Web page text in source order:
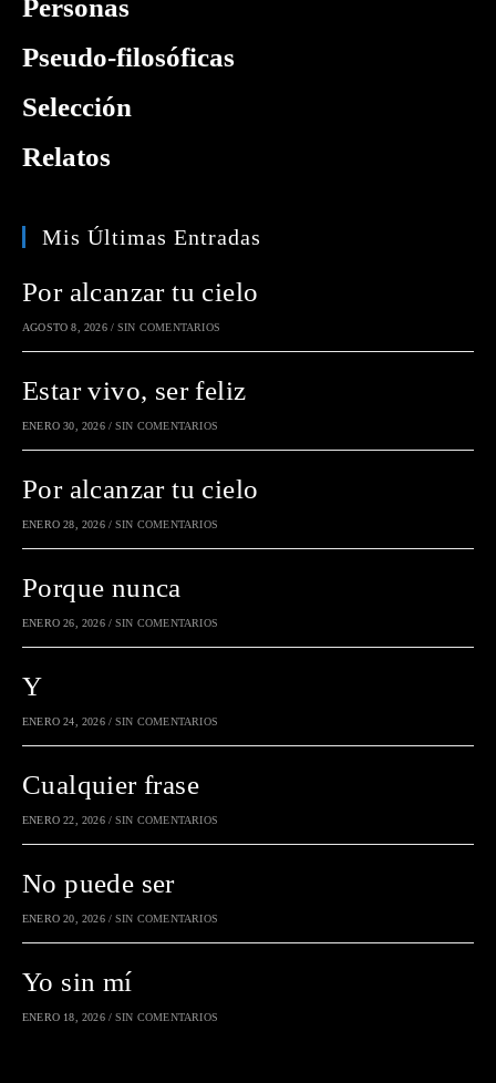
Personas
Pseudo-filosóficas
Selección
Relatos
Mis Últimas Entradas
Por alcanzar tu cielo
AGOSTO 8, 2026 / SIN COMENTARIOS
Estar vivo, ser feliz
ENERO 30, 2026 / SIN COMENTARIOS
Por alcanzar tu cielo
ENERO 28, 2026 / SIN COMENTARIOS
Porque nunca
ENERO 26, 2026 / SIN COMENTARIOS
Y
ENERO 24, 2026 / SIN COMENTARIOS
Cualquier frase
ENERO 22, 2026 / SIN COMENTARIOS
No puede ser
ENERO 20, 2026 / SIN COMENTARIOS
Yo sin mí
ENERO 18, 2026 / SIN COMENTARIOS